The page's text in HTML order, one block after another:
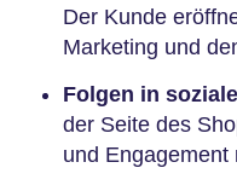
Der Kunde
Marketing und
Folgen in
der Seite des
und Engagement